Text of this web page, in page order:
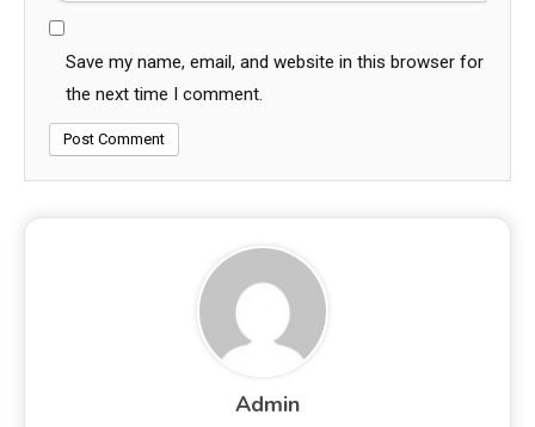
Save my name, email, and website in this browser for
the next time I comment.
Admin